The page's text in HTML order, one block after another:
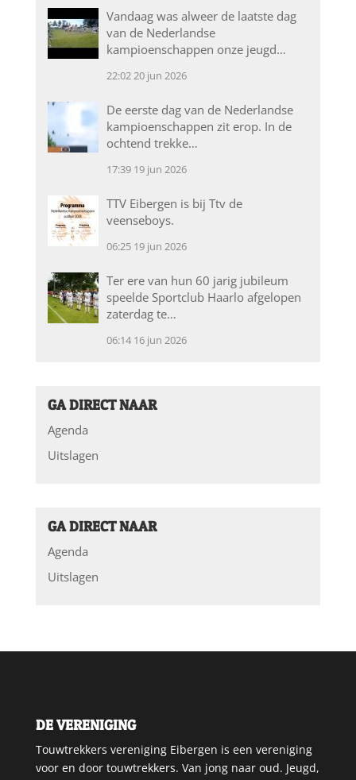
Vandaag was alweer de laatste dag
van de Nederlandse
kampioenschappen onze jeugd…
22:0220 jun 2026
De eerste dag van de Nederlandse
kampioenschappen zit erop. In de
ochtend trekke…
17:39 19 jun 2026
TTV Eibergen is bij Ttv de
veenseboys.
06:25 19 jun 2026
Ter ere van hun 60 jarig jubileum
speelde Sportclub Haarlo afgelopen
zaterdag te…
06:14 16 jun 2026
GA DIRECT NAAR
Agenda
Uitslagen
GA DIRECT NAAR
Agenda
Uitslagen
DE VERENIGING
Touwtrekkers vereniging Eibergen is een vereniging
voor en door touwtrekkers. Van jong naar oud. Jeugd,